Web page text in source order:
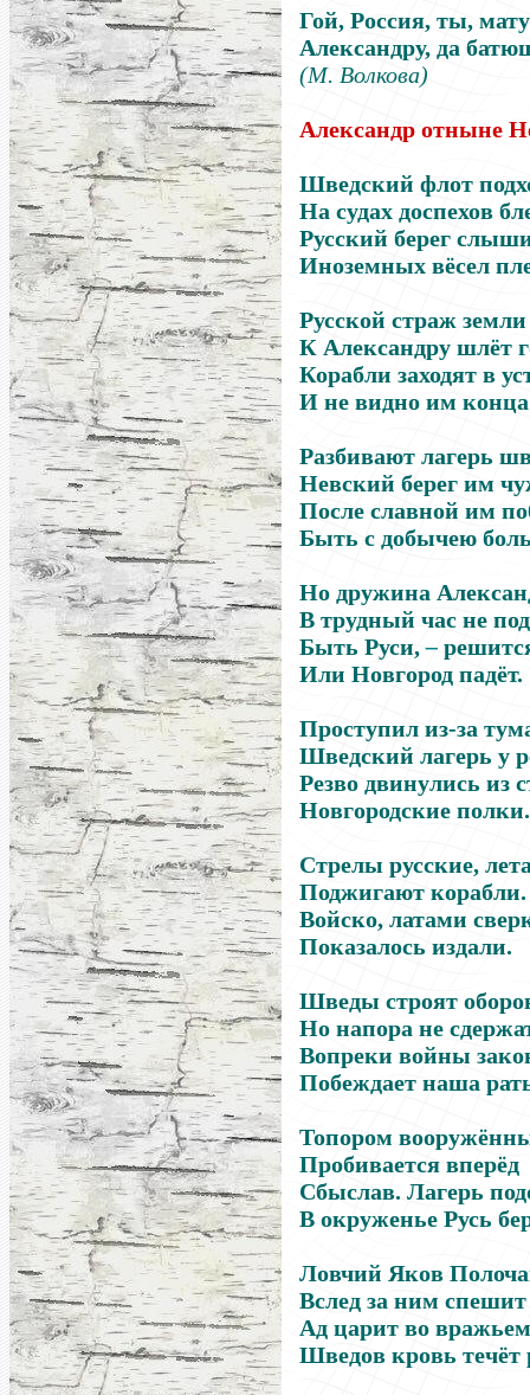
Гой, Россия, ты,
Александру, да
(М. Волкова)
Александр отныне
Шведский флот
На судах доспехов
Русский берег
Иноземных вёсел
Русской страж
К Александру шлёт
Корабли заходят в
И не видно им
Разбивают лагерь
Невский берег им
После славной им
Быть с добычею
Но дружина
В трудный час не
Быть Руси, –
Или Новгород падёт.
Проступил из-за
Шведский лагерь у
Резво двинулись из
Новгородские полки.
Стрелы русские,
Поджигают корабли.
Войско, латами
Показалось издали.
Шведы строят
Но напора не
Вопреки войны
Побеждает наша
Топором
Пробивается вперёд
Сбыслав. Лагерь
В окруженье Русь
Ловчий Яков
Вслед за ним
Ад царит во
Шведов кровь течёт